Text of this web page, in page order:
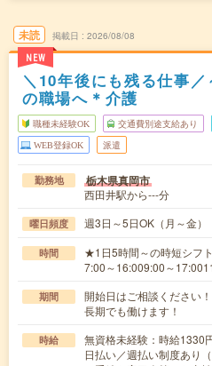
未読
NEW
掲載日 2026/08/08
＼10年後にも残る仕事
の職場へ＊介護
職種未経験OK 交通費別途支給あり
WEB登録OK 派遣
勤務地 栃木県真岡市
西田井駅から---分
曜日頻度 週3日～5日OK（月～金
時間
★1日5時間～の時短シフ
7:00～16:009:00～
期間
開始日はご相談くださ
長期でも働けます！
時給
無資格未経験：時給
日払い／週払い制度あり